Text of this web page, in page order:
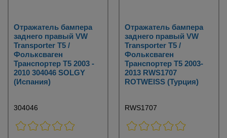
Отражатель бампера
заднего правый VW
Transporter T5 /
Фольксваген
Транспортер Т5 2003 -
2010 304046 SOLGY
(Испания)
304046
Отражатель бампера
заднего правый VW
Transporter T5 /
Фольксваген
Транспортер Т5 2003-
2013 RWS1707
ROTWEISS (Турция)
RWS1707